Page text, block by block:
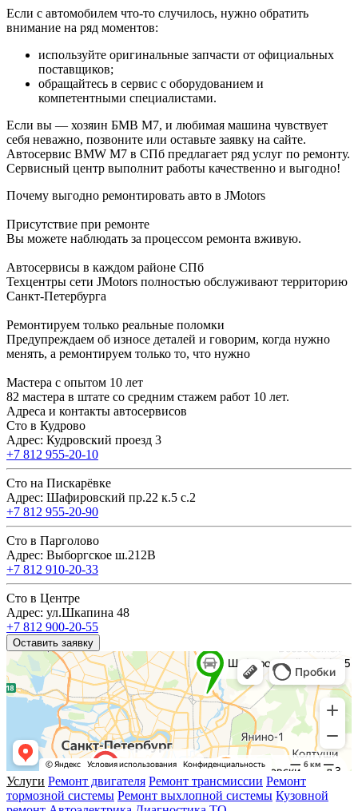
Если с автомобилем что-то случилось, нужно обратить
внимание на ряд моментов:
используйте оригинальные запчасти от официальных
поставщиков;
обращайтесь в сервис с оборудованием и
компетентными специалистами.
Если вы — хозяин БМВ M7, и любимая машина чувствует
себя неважно, позвоните или оставьте заявку на сайте.
Автосервис BMW M7 в СПб предлагает ряд услуг по ремонту.
Сервисный центр выполнит работы качественно и выгодно!
Почему выгодно ремонтировать авто в JMotors
Присутствие при ремонте
Вы можете наблюдать за процессом ремонта вживую.
Автосервисы в каждом районе СПб
Техцентры сети JMotors полностью обслуживают территорию
Санкт-Петербурга
Ремонтируем только реальные поломки
Предупреждаем об износе деталей и говорим, когда нужно
менять, а ремонтируем только то, что нужно
Мастера с опытом 10 лет
82 мастера в штате со средним стажем работ 10 лет.
Адреса и контакты автосервисов
Сто в Кудрово
Адрес: Кудровский проезд 3
+7 812 955-20-10
Сто на Пискарёвке
Адрес: Шафировский пр.22 к.5 с.2
+7 812 955-20-90
Сто в Парголово
Адрес: Выборгское ш.212В
+7 812 910-20-33
Сто в Центре
Адрес: ул.Шкапина 48
+7 812 900-20-55
Оставить заявку
Услуги Ремонт двигателя Ремонт трансмиссии Ремонт
тормозной системы Ремонт выхлопной системы Кузовной